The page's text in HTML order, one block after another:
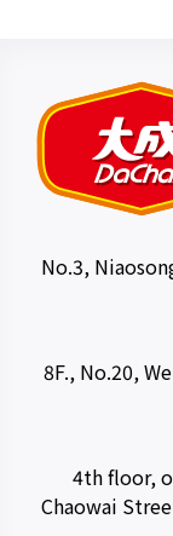
No.3,
8F., No.20,
4th floor,
Chaowai